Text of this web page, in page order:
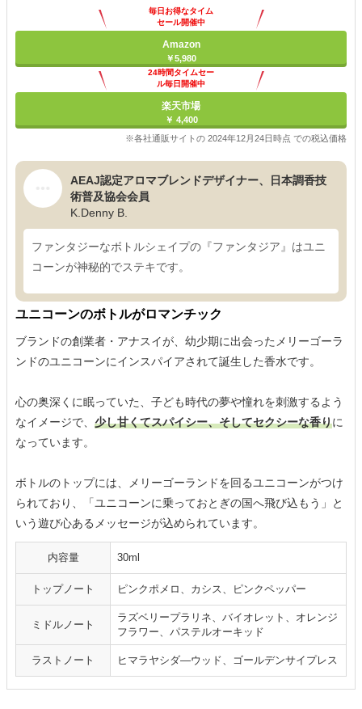
毎日お得なタイム
セール開催中
Amazon
￥5,980
24時間タイムセー
ル毎日開催中
楽天市場
￥ 4,400
※各社通販サイトの 2024年12月24日時点 での税込価格
AEAJ認定アロマブレンドデザイナー、日本調香技
術普及協会会員
K.Denny B.
ファンタジーなボトルシェイプの『ファンタジア』はユニ
コーンが神秘的でステキです。
ユニコーンのボトルがロマンチック
ブランドの創業者・アナスイが、幼少期に出会ったメリーゴーラ
ンドのユニコーンにインスパイアされて誕生した香水です。
心の奥深くに眠っていた、子ども時代の夢や憧れを刺激するよう
なイメージで、 少し甘くてスパイシー、そしてセクシーな香りに
なっています。
ボトルのトップには、メリーゴーランドを回るユニコーンがつけ
られており、「ユニコーンに乗っておとぎの国へ飛び込もう」と
いう遊び心あるメッセージが込められています。
内容量 30ml
トップノート ピンクポメロ、カシス、ピンクペッパー
ミドルノート
ラズベリープラリネ、バイオレット、オレンジ
フラワー、パステルオーキッド
ラストノート ヒマラヤシダ―ウッド、ゴールデンサイプレス